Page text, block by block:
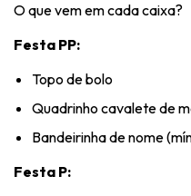
O que vem em cada caixa?
Festa PP:
Topo de bolo
Quadrinho cavalete de
Bandeirinha de nome
Festa P: